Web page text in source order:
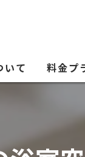
いて 料金プ